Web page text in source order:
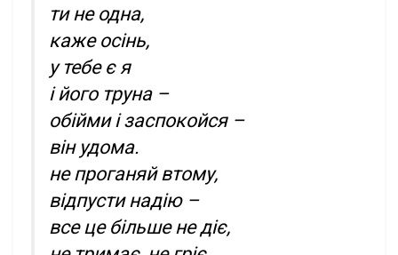
ти не одна,
каже осінь,
у тебе є я
і його труна –
обійми і заспокойся –
він удома.
не проганяй втому,
відпусти надію –
все це більше не діє,